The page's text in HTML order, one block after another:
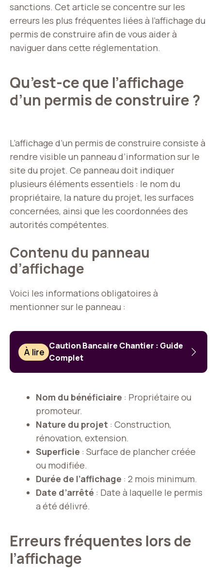
sanctions. Cet article se concentre sur les
erreurs les plus fréquentes liées à l’affichage du
permis de construire afin de vous aider à
naviguer dans cette réglementation.
Qu’est-ce que l’affichage
d’un permis de construire ?
L’affichage d’un permis de construire consiste à
rendre visible un panneau d’information sur le
site du projet. Ce panneau doit indiquer
plusieurs éléments essentiels : le nom du
propriétaire, la nature du projet, les surfaces
concernées, ainsi que les coordonnées des
autorités compétentes.
Contenu du panneau
d’affichage
Voici les informations obligatoires à
mentionner sur le panneau :
À lire
Caution Bancaire Chantier : Guide
Complet
Nom du bénéficiaire : Propriétaire ou
promoteur.
Nature du projet : Construction,
rénovation, extension.
Superficie : Surface de plancher créée
ou modifiée.
Durée de l’affichage : 2 mois minimum.
Date d’arrêté : Date à laquelle le permis
a été délivré.
Erreurs fréquentes lors de
l’affichage